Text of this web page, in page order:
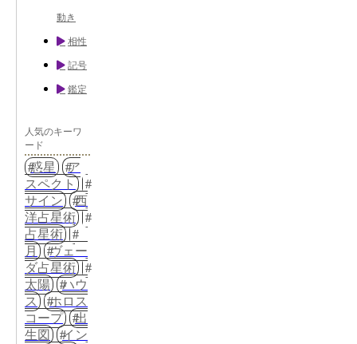
動き
相性
記号
鑑定
人気のキーワ
ード
惑星
ア
スペクト
サイン
西
洋占星術
占星術
月
ヴェー
ダ占星術
太陽
ハウ
ス
ホロス
コープ
出
生図
イン